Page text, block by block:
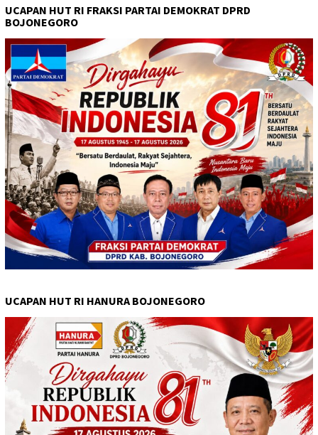
UCAPAN HUT RI FRAKSI PARTAI DEMOKRAT DPRD
BOJONEGORO
UCAPAN HUT RI HANURA BOJONEGORO